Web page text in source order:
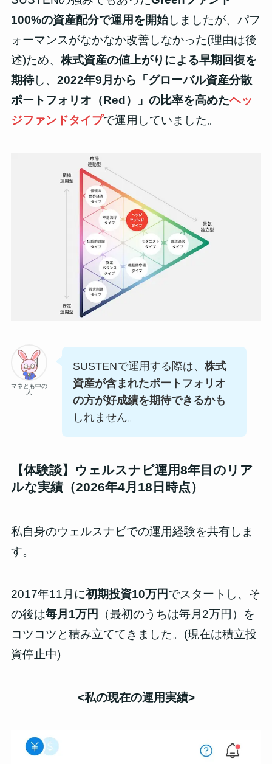
100%の資産配分で運用を開始しましたが、パフ
ォーマンスがなかなか改善しなかった(理由は後
述)ため、株式資産の値上がりによる早期回復を
期待し、 2022年9月から「グローバル資産分散
ポートフォリオ（Red）」の比率を高めたヘッ
ジファンドタイプで運用 していました。
マネとも中の
人
SUSTENで運用する際は、 株式
資産が含まれたポートフォリオ
の方が好成績を期待できるかも
しれません。
【体験談】ウェルスナビ運用8年目のリア
ルな実績（2026年4月18日時点）
私自身のウェルスナビでの運用経験を共有しま
す。
2017年11月に初期投資10万円でスタートし、そ
の後は毎月1万円
（最初のうちは毎月2万円）を
コツコツと積み立ててきました。(現在は積立投
資停止中)
<私の現在の運用実績>